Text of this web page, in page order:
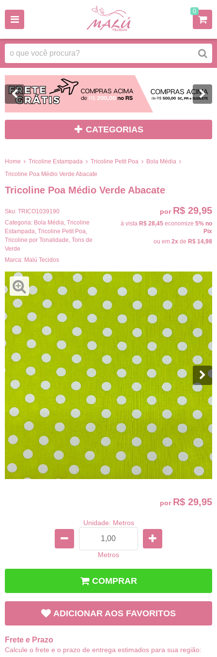
0
CATEGORIAS
Home Tricoline Estampada Tricoline Petit Poa
Bola Média
Tricoline Poa Médio Verde Abacate
Tricoline Poa Médio Verde Abacate
Sku: TRICO1039190
Categoria: Bola Média Tricoline
Estampada Tricoline Petit Poa
Tricoline por Tonalidade Tons de
Verde
Marca: Malú Tecidos
por R$ 29,95
à vista R$ 28,45 economize 5% no
Pix
ou em 2x de R$ 14,98
por R$ 29,95
Unidade: Metros
Metros
COMPRAR
ADICIONAR AOS FAVORITOS
Frete e Prazo
Calcule o frete e o prazo de entrega estimados para sua região: